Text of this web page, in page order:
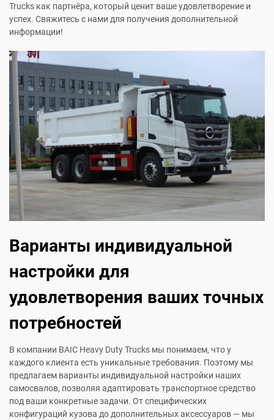
Trucks как партнёра, который ценит ваше удовлетворение и
успех. Свяжитесь с нами для получения дополнительной
информации!
Варианты индивидуальной
настройки для
удовлетворения ваших точных
потребностей
В компании BAIC Heavy Duty Trucks мы понимаем, что у
каждого клиента есть уникальные требования. Поэтому мы
предлагаем варианты индивидуальной настройки наших
самосвалов, позволяя адаптировать транспортное средство
под ваши конкретные задачи. От специфических
конфигураций кузова до дополнительных аксессуаров — мы